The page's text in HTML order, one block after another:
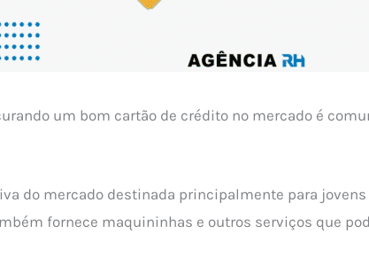
um bom cartão de crédito no mercado é
do mercado destinada principalmente para
fornece maquininhas e outros serviços que